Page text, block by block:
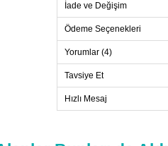
Beden
38
44
İade ve Değişim
Ödeme Seçenekleri
Yorumlar (4)
Tavsiye Et
Hızlı Mesaj